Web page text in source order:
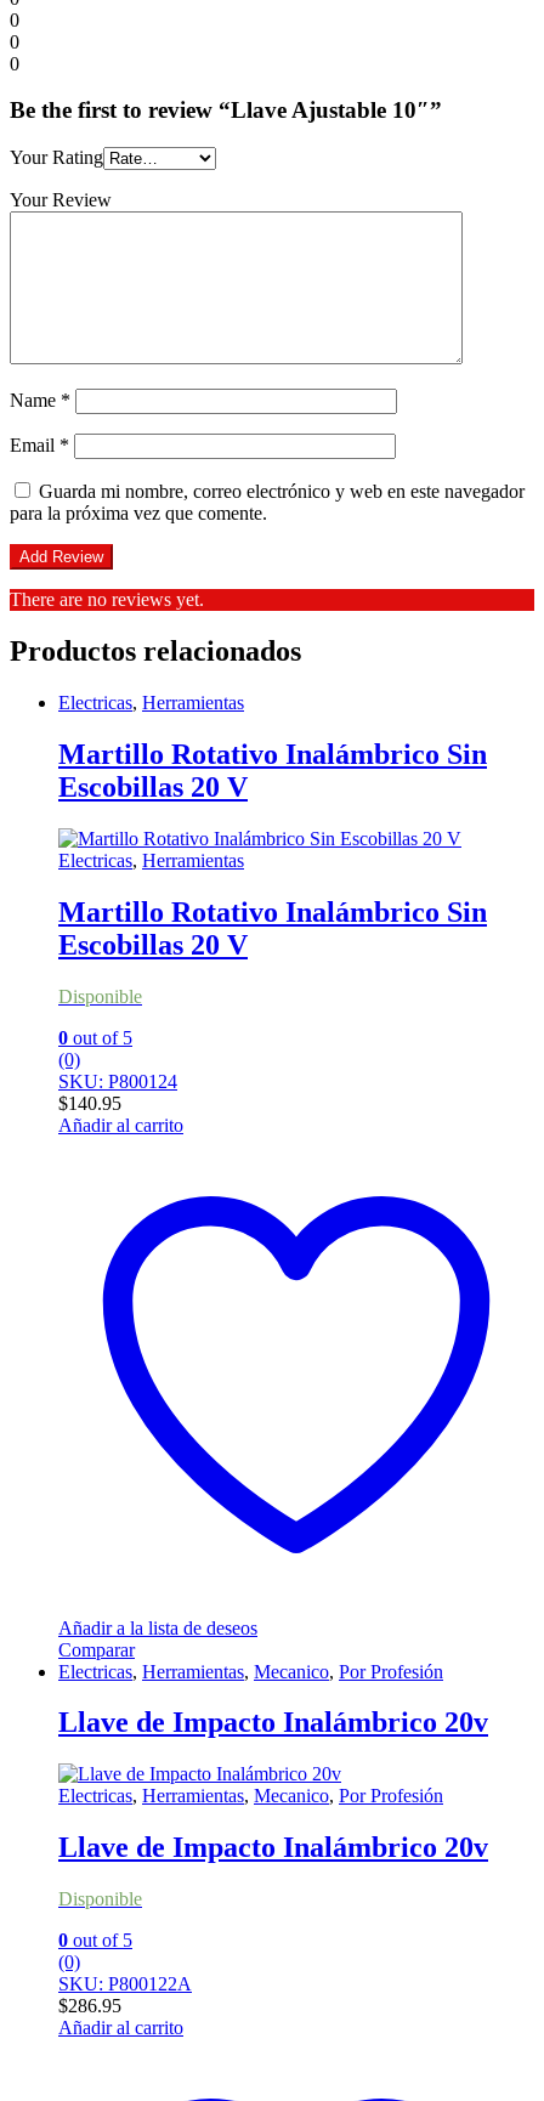
0
0
0
Be the first to review “Llave Ajustable 10″”
Your Rating
Your Review
Name *
Email *
Guarda mi nombre, correo electrónico y web en este navegador
para la próxima vez que comente.
There are no reviews yet.
Productos relacionados
Electricas, Herramientas
Martillo Rotativo Inalámbrico Sin
Escobillas 20 V
Electricas, Herramientas
Martillo Rotativo Inalámbrico Sin
Escobillas 20 V
Disponible
0 out of 5
(0)
SKU: P800124
$140.95
Añadir al carrito
Añadir a la lista de deseos
Comparar
Electricas, Herramientas, Mecanico, Por Profesión
Llave de Impacto Inalámbrico 20v
Electricas, Herramientas, Mecanico, Por Profesión
Llave de Impacto Inalámbrico 20v
Disponible
0 out of 5
(0)
SKU: P800122A
$286.95
Añadir al carrito